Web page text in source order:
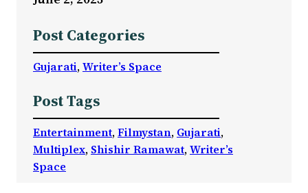
Post Categories
Gujarati, Writer’s Space
Post Tags
Entertainment, Filmystan, Gujarati
Multiplex, Shishir Ramawat, Writer’s
Space